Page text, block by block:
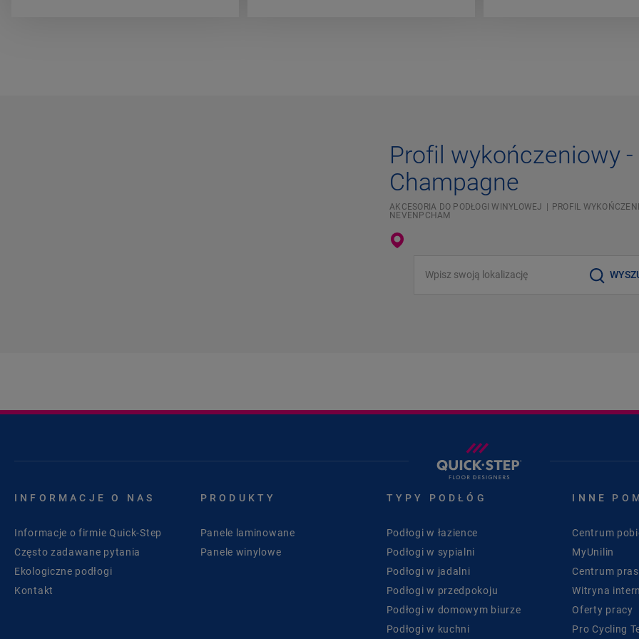
Profil wykończeniowy -
Champagne
AKCESORIA DO PODŁOGI WINYLOWEJ
PROFIL
NEVENPCHAM
INFORMACJE O NAS
Informacje o firmie Quick-Step
Często zadawane pytania
Ekologiczne podłogi
Kontakt
PRODUKTY
Panele laminowane
Panele winylowe
TYPY PODŁÓG
Podłogi w łazience
Podłogi w sypialni
Podłogi w jadalni
Podłogi w przedpokoju
Podłogi w domowym biurze
Podłogi w kuchni
INNE
Centrum
MyUnilin
Centrum
Witryna
Oferty pracy
Pro Cycling